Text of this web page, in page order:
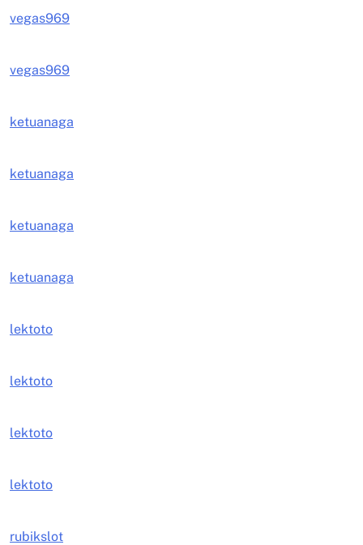
vegas969
vegas969
ketuanaga
ketuanaga
ketuanaga
ketuanaga
lektoto
lektoto
lektoto
lektoto
rubikslot